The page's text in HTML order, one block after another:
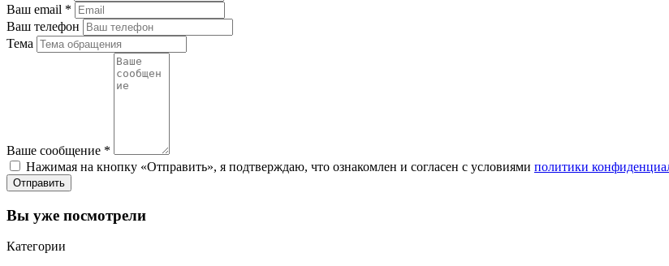
Ваш email *
Ваш телефон
Тема
Ваше сообщение *
Нажимая на кнопку «Отправить», я подтверждаю, что ознакомлен и согласен с условиями политики
Отправить
Вы уже посмотрели
Категории